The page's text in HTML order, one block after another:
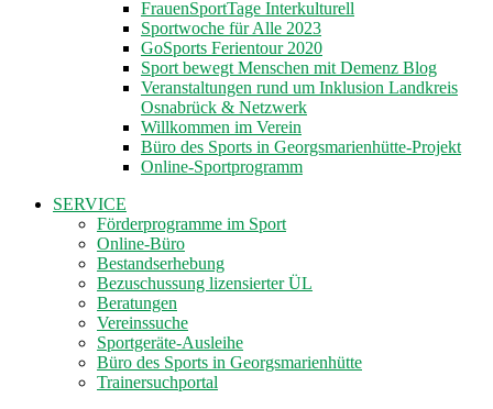
FrauenSportTage Interkulturell
Sportwoche für Alle 2023
GoSports Ferientour 2020
Sport bewegt Menschen mit Demenz Blog
Veranstaltungen rund um Inklusion Landkreis
Osnabrück & Netzwerk
Willkommen im Verein
Büro des Sports in Georgsmarienhütte-Projekt
Online-Sportprogramm
SERVICE
Förderprogramme im Sport
Online-Büro
Bestandserhebung
Bezuschussung lizensierter ÜL
Beratungen
Vereinssuche
Sportgeräte-Ausleihe
Büro des Sports in Georgsmarienhütte
Trainersuchportal